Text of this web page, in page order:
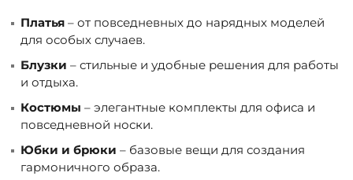
Платья – от повседневных до нарядных моделей
для особых случаев.
Блузки – стильные и удобные решения для работы
и отдыха.
Костюмы – элегантные комплекты для офиса и
повседневной носки.
Юбки и брюки – базовые вещи для создания
гармоничного образа.